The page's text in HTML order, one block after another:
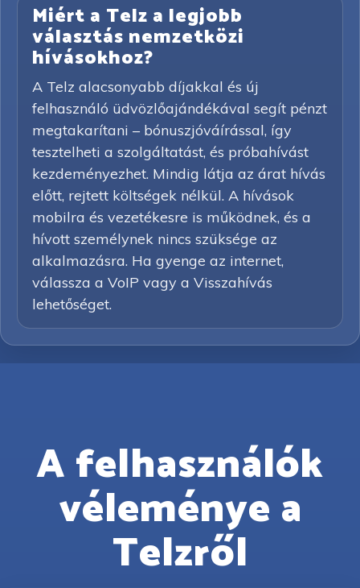
Miért a Telz a legjobb
választás nemzetközi
hívásokhoz?
A Telz alacsonyabb díjakkal és új
felhasználó üdvözlőajándékával segít pénzt
megtakarítani – bónuszjóváírással, így
tesztelheti a szolgáltatást, és próbahívást
kezdeményezhet. Mindig látja az árat hívás
előtt, rejtett költségek nélkül. A hívások
mobilra és vezetékesre is működnek, és a
hívott személynek nincs szüksége az
alkalmazásra. Ha gyenge az internet,
válassza a VoIP vagy a Visszahívás
lehetőséget.
A felhasználók
véleménye a
Telzről